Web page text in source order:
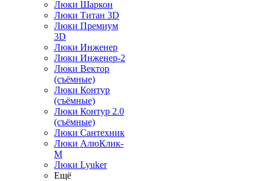
Люки Шаркон
Люки Титан 3D
Люки Премиум
3D
Люки Инженер
Люки Инженер-2
Люки Вектор
(съёмные)
Люки Контур
(съёмные)
Люки Контур 2.0
(съёмные)
Люки Сантехник
Люки АлюКлик-
М
Люки Lyuker
Ещё